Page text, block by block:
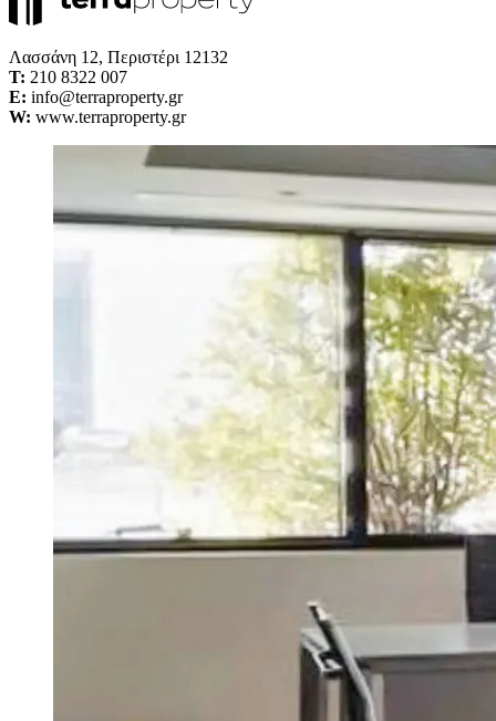
Λασσάνη 12, Περιστέρι 12132
Τ: 210 8322 007
E: info@terraproperty.gr
W: www.terraproperty.gr